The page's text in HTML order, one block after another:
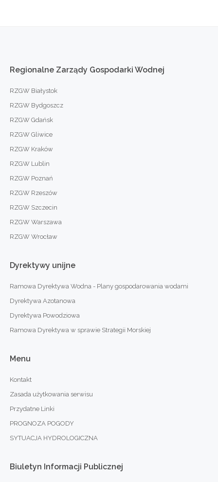
Regionalne Zarządy Gospodarki Wodnej
RZGW Białystok
RZGW Bydgoszcz
RZGW Gdańsk
RZGW Gliwice
RZGW Kraków
RZGW Lublin
RZGW Poznań
RZGW Rzeszów
RZGW Szczecin
RZGW Warszawa
RZGW Wrocław
Dyrektywy unijne
Ramowa Dyrektywa Wodna - Plany gospodarowania wodami
Dyrektywa Azotanowa
Dyrektywa Powodziowa
Ramowa Dyrektywa w sprawie Strategii Morskiej
Menu
Kontakt
Zasada użytkowania serwisu
Przydatne Linki
PROGNOZA POGODY
SYTUACJA HYDROLOGICZNA
Biuletyn Informacji Publicznej